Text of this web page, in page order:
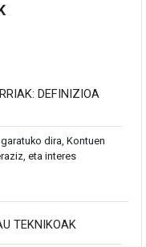
DEFINIZIOA
dira, Kontuen
eta interes
TEKNIKOAK